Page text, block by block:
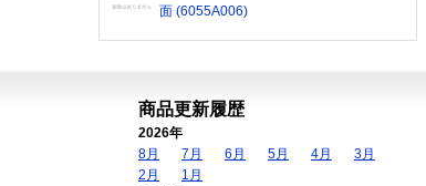
面 (6055A006)
商品更新履歴
2026年
8月
7月 6月 5月 4月
3月
2月
1月